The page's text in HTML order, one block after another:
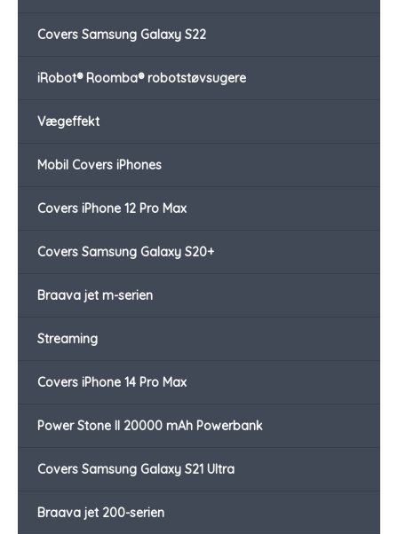
Covers Samsung Galaxy S22
iRobot® Roomba® robotstøvsugere
Vægeffekt
Mobil Covers iPhones
Covers iPhone 12 Pro Max
Covers Samsung Galaxy S20+
Braava jet m-serien
Streaming
Covers iPhone 14 Pro Max
Power Stone II 20000 mAh Powerbank
Covers Samsung Galaxy S21 Ultra
Braava jet 200-serien